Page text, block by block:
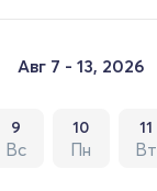
Авг 7 - 13, 2026
9
Вс
10
Пн
11
Вт